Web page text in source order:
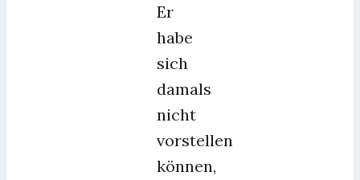
Er
habe
sich
damals
nicht
vorstellen
können,